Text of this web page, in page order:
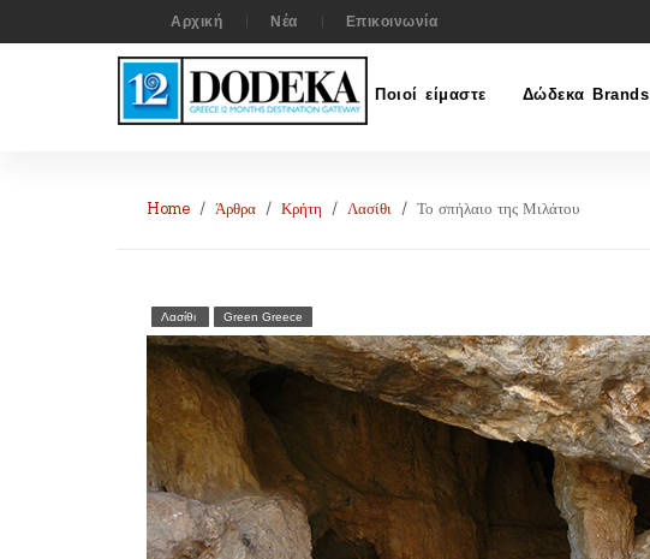
Αρχική Νέα Επικοινωνία
Ποιοί είμαστε Δώδεκα Brands
Home Άρθρα Κρήτη Λασίθι Το σπήλαιο της Μιλάτου
Λασίθι Green Greece